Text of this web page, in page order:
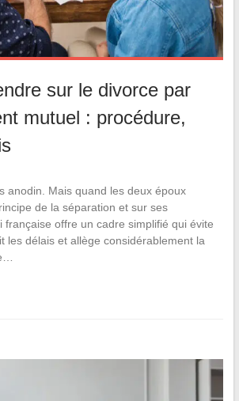
sur le divorce par
mutuel : procédure,
anodin. Mais quand les deux époux
de la séparation et sur ses
française offre un cadre simplifié qui évite
les délais et allège considérablement la